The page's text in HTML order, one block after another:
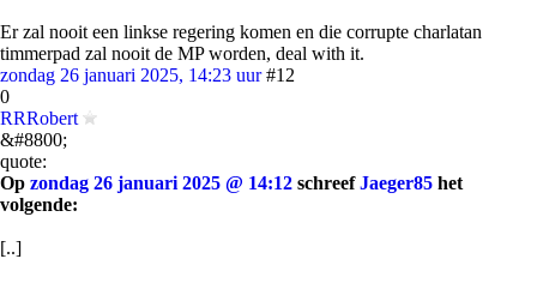
Er zal nooit een linkse regering komen en die corrupte charlatan
timmerpad zal nooit de MP worden, deal with it.
zondag 26 januari 2025, 14:23 uur #12
0
RRRobert
&#8800;
quote:
Op zondag 26 januari 2025 @ 14:12 schreefJaeger85 het
volgende:
[..]